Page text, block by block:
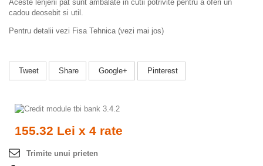
Aceste lenjerii pat sunt ambalate in cutii potrivite pentru a oferi un
cadou deosebit si util.
Pentru detalii vezi Fisa Tehnica (vezi mai jos)
Tweet Share Google+ Pinterest
155.32 Lei x 4 rate
Trimite unui prieten